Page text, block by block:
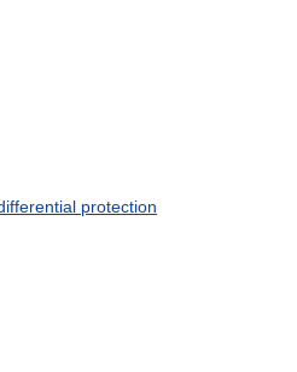
protection